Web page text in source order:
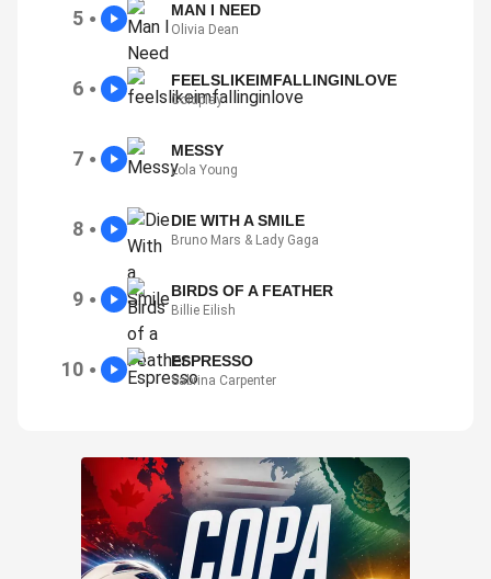
5 ● MAN I NEED
Olivia Dean
6 ● FEELSLIKEIMFALLINGINLOVE
Coldplay
7 ● MESSY
Lola Young
8 ● DIE WITH A SMILE
Bruno Mars & Lady Gaga
9 ● BIRDS OF A FEATHER
Billie Eilish
10 ● ESPRESSO
Sabrina Carpenter